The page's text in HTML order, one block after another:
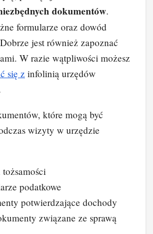
dokumentów.
formularze oraz dowód
jest również zapoznać
W razie wątpliwości możesz
się z infolinią urzędów
które mogą być
wizyty w urzędzie
podatkowe
potwierdzające dochody
związane ze sprawą